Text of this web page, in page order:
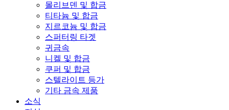
몰리브덴 및 합금
티타늄 및 합금
지르코늄 및 합금
스퍼터링 타겟
귀금속
니켈 및 합금
쿠퍼 및 합금
스텔라이트 등가
기타 금속 제품
소식